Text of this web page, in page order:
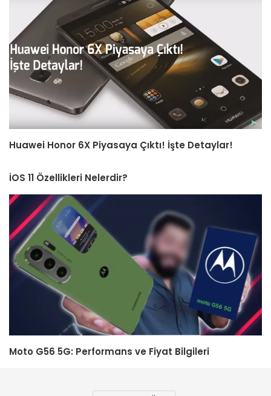
Huawei Honor 6X Piyasaya Çıktı! İşte Detaylar!
İOS 11 Özellikleri Nelerdir?
Moto G56 5G: Performans ve Fiyat Bilgileri